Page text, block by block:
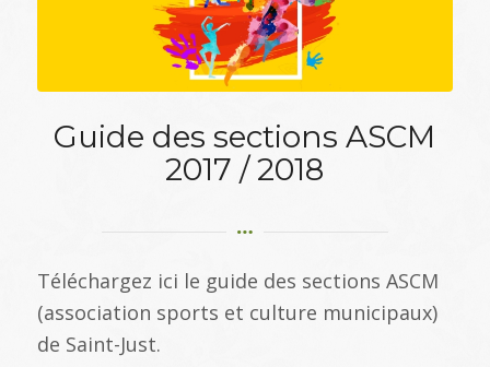
Guide des sections ASCM
2017 / 2018
Téléchargez ici le guide des sections ASCM
(association sports et culture municipaux)
de Saint-Just.